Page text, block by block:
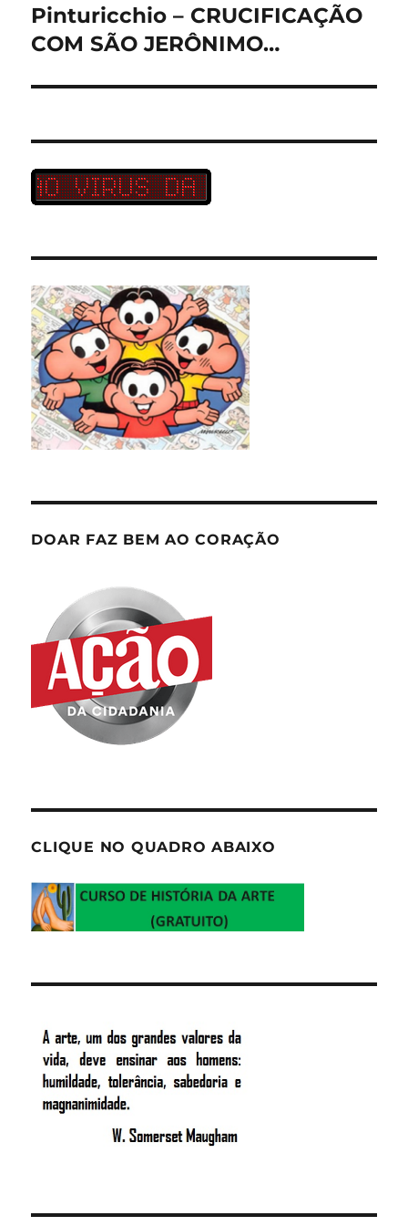
Próximo
post:
Pinturicchio – CRUCIFICAÇÃO
COM SÃO JERÔNIMO…
DOAR FAZ BEM AO CORAÇÃO
CLIQUE NO QUADRO ABAIXO